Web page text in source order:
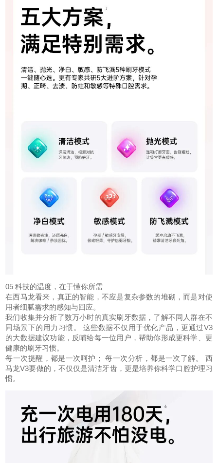
05 科技的温度，在于懂你所需
在西马龙看来，真正的智能，不应是复杂参数的堆砌，而是对使
用者细腻需求的感知与回应。
我们收集并分析了数万小时的真实刷牙数据，了解不同人群在不
同场景下的用力习惯。 这些数据不仅用于优化产品，更通过V3
的大数据建议功能，反哺给每一位用户，帮助你形成更科学、更
健康的刷牙习惯。
每一次提醒，都是一次呵护； 每一次分析，都是一次了解。 西
马龙V3要做的，不仅仅是清洁牙齿，更是培养你科学口腔护理习
惯。